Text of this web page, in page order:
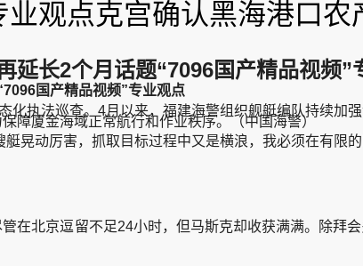
业观点克宫确认黑海港口
延长2个月话题“7096国产精品视频”
国产精品视频”专业观点
法巡查。4月以来，福建海警组织舰艇编队持续加
障厦金海域正常航行和作业秩序。（中国海警）
动厉害，抓取目标过程中又是横浪，我必须在有限
北京逗留不足24小时，但马斯克却收获满满。除拜